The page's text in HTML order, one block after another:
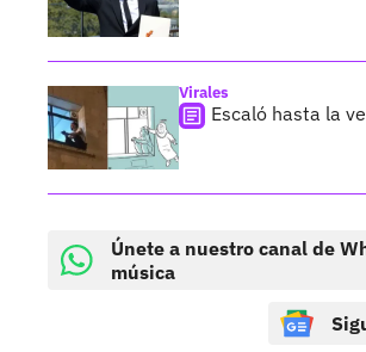
Virales
Escaló hasta la
Únete a nuestro canal de
música